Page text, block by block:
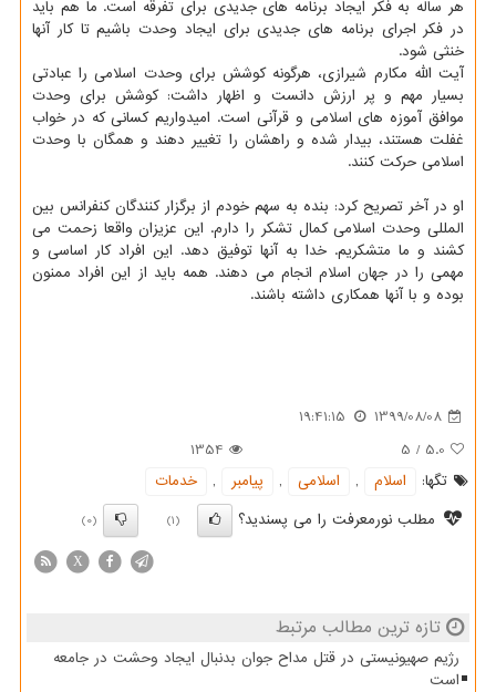
هر ساله به فکر ایجاد برنامه های جدیدی برای تفرقه است. ما هم باید
در فکر اجرای برنامه های جدیدی برای ایجاد وحدت باشیم تا کار آنها
خنثی شود.
آیت الله مکارم شیرازی، هرگونه کوشش برای وحدت اسلامی را عبادتی
بسیار مهم و پر ارزش دانست و اظهار داشت: کوشش برای وحدت
موافق آموزه های اسلامی و قرآنی است. امیدواریم کسانی که در خواب
غفلت هستند، بیدار شده و راهشان را تغییر دهند و همگان با وحدت
اسلامی حرکت کنند.
او در آخر تصریح کرد: بنده به سهم خودم از برگزار کنندگان کنفرانس بین
المللی وحدت اسلامی کمال تشکر را دارم. این عزیزان واقعا زحمت می
کشند و ما متشکریم. خدا به آنها توفیق دهد. این افراد کار اساسی و
مهمی را در جهان اسلام انجام می دهند. همه باید از این افراد ممنون
بوده و با آنها همکاری داشته باشند.
1399/08/08
19:41:15
5.0
/
5
1354
تگها:
اسلام , اسلامی , پیامبر ,
خدمات
مطلب نورمعرفت را می پسندید؟
(1)
(0)
X
تازه ترین مطالب مرتبط
رژیم صهیونیستی در قتل مداح جوان بدنبال ایجاد وحشت در جامعه
است